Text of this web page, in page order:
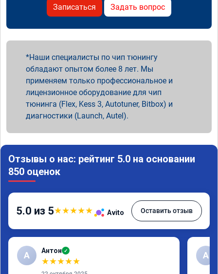
Записаться Задать вопрос
Наши специалисты по чип тюнингу
обладают опытом более 8 лет. Мы
применяем только профессиональное и
лицензионное оборудование для чип
тюнинга (Flex, Kess 3, Autotuner, Bitbox) и
диагностики (Launch, Autel).
Отзывы о нас: рейтинг 5.0 на основании
850 оценок
5.0 из 5★★★★★ Avito Оставить отзыв
А Антон ✓
★★★★★
A